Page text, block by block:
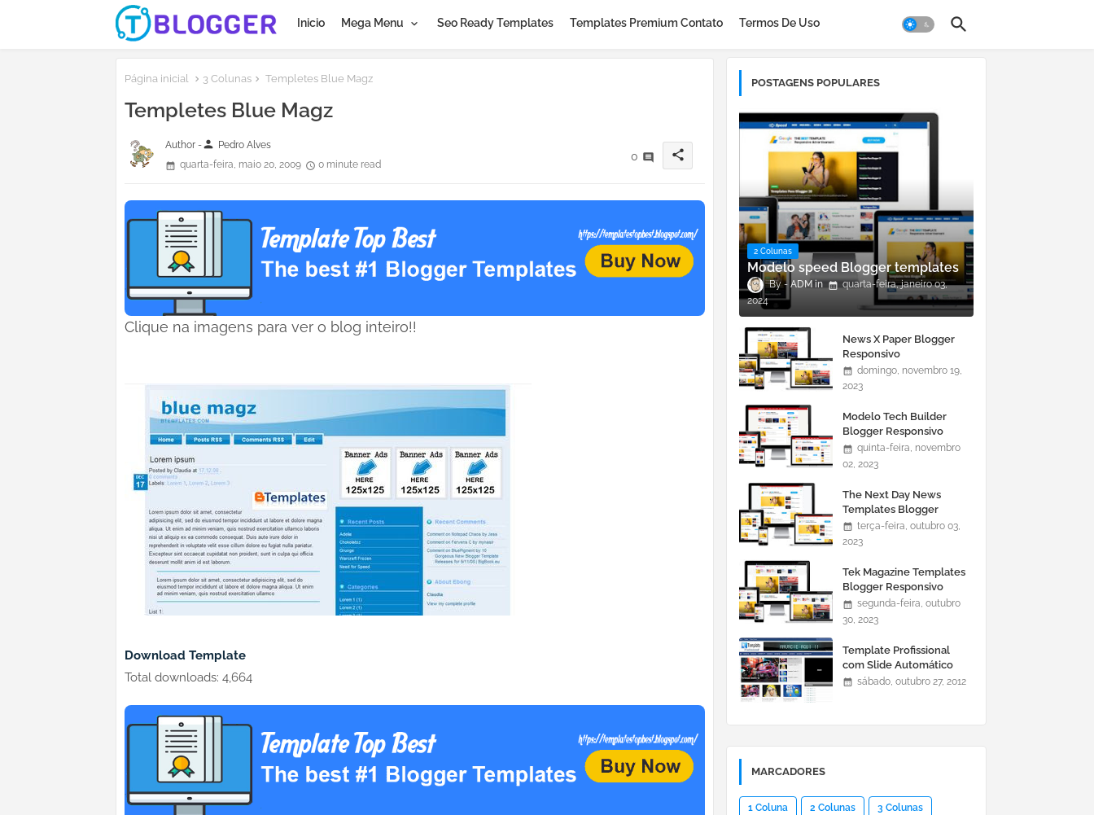
Inicio Mega Menu Seo Ready Templates Templates Premium Contato Termos De Uso
Página inicial 3 Colunas Templetes Blue Magz
Templetes Blue Magz
Author -person Pedro Alves
quarta-feira, maio 20, 2009
0 minute read
0 share
Clique na imagens para ver o blog inteiro!!
Download Template
Total downloads: 4,664
POSTAGENS POPULARES
2 Colunas
Modelo speed Blogger templates
ADM
quarta-feira, janeiro 03,
2024
News X Paper Blogger
Responsivo
domingo, novembro 19,
2023
Modelo Tech Builder
Blogger Responsivo
quinta-feira, novembro
02, 2023
The Next Day News
Templates Blogger
Responsivo
terça-feira, outubro 03,
2023
Tek Magazine Templates
Blogger Responsivo
segunda-feira, outubro
30, 2023
Template Profissional
com Slide Automático
0465sábado, outubro 27, 2012
MARCADORES
1 Coluna 2 Colunas 3 Colunas